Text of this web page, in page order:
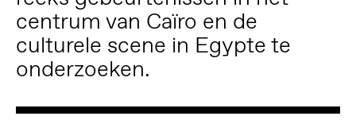
centrum van Caïro en de
culturele scene in Egypte te
onderzoeken.